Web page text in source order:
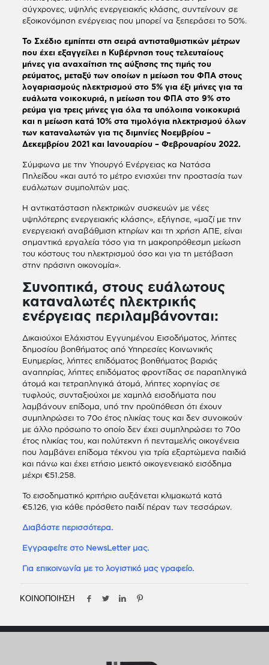
σύγχρονες, υψηλής ενεργειακής κλάσης, συντείνουν σε
εξοικονόμηση ενέργειας που μπορεί να ξεπεράσει το 50%.
Το Σχέδιο εμπίπτει στη σειρά αντισταθμιστικών μέτρων
που έχει εξαγγείλει η Κυβέρνηση τους τελευταίους
μήνες για αναχαίτιση της αύξησης της τιμής του
ρεύματος, μεταξύ των οποίων η μείωση του ΦΠΑ στους
λογαριασμούς ηλεκτρισμού στο 5% για έξι μήνες για τα
ευάλωτα νοικοκυριά, η μείωση του ΦΠΑ στο 9% στο
ρεύμα για τρεις μήνες για όλα τα υπόλοιπα νοικοκυριά
και η μείωση κατά 10% στα τιμολόγια ηλεκτρισμού όλων
των καταναλωτών για τις διμηνίες Νοεμβρίου –
Δεκεμβρίου 2021 και Ιανουαρίου – Φεβρουαρίου 2022.
Σύμφωνα με την Υπουργό Ενέργειας κα Νατάσα
Πηλείδου «και αυτό το μέτρο ενισχύει την προστασία των
ευάλωτων συμπολιτών μας.
Η αντικατάσταση ηλεκτρικών συσκευών με νέες
υψηλότερης ενεργειακής κλάσης», εξήγησε, «μαζί με την
ενεργειακή αναβάθμιση κτηρίων και τη χρήση ΑΠΕ, είναι
σημαντικά εργαλεία τόσο για τη μακροπρόθεσμη μείωση
του κόστους του ηλεκτρισμού όσο και για τη μετάβαση
στην πράσινη οικονομία».
Συνοπτικά, στους ευάλωτους
καταναλωτές ηλεκτρικής
ενέργειας περιλαμβάνονται:
Δικαιούχοι Ελάχιστου Εγγυημένου Εισοδήματος, λήπτες
δημοσίου βοηθήματος από Υπηρεσίες Κοινωνικής
Ευημερίας, λήπτες επιδόματος βοηθήματος βαριάς
αναπηρίας, λήπτες επιδόματος φροντίδας σε παραπληγικά
άτομά και τετραπληγικά άτομά, λήπτες χορηγίας σε
τυφλούς, συνταξιούχοι με χαμηλά εισοδήματα που
λαμβάνουν επίδομα, υπό την προϋπόθεση ότι έχουν
συμπληρώσει το 70ο έτος ηλικίας τους και δεν συνοικούν
με άλλο πρόσωπο το οποίο δεν έχει συμπληρώσει το 70ο
έτος ηλικίας του, και πολύτεκνη ή πενταμελής οικογένεια
που λαμβάνει επίδομα τέκνου για τρία εξαρτώμενα παιδιά
και πάνω και έχει ετήσιο μεικτό οικογενειακό εισόδημα
μέχρι €51.258.
Το εισοδηματικό κριτήριο αυξάνεται κλιμακωτά κατά
€5.126, για κάθε πρόσθετο παιδί πέραν των τεσσάρων.
Διαβάστε περισσότερα.
Εγγραφείτε στο NewsLetter μας.
Για επικοινωνία με το λογιστικό μας γραφείο.
ΚΟΙΝΟΠΟΙΗΣΗ